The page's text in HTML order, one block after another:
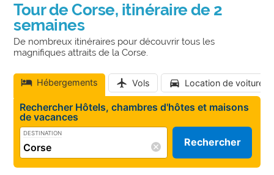
Tour de Corse, itinéraire de 2
semaines
De nombreux itinéraires pour découvrir tous les
magnifiques attraits de la Corse.
Hébergements Vols Location de voiture
Rechercher Hôtels, chambres d'hôtes et maisons
de vacances
DESTINATION
Rechercher